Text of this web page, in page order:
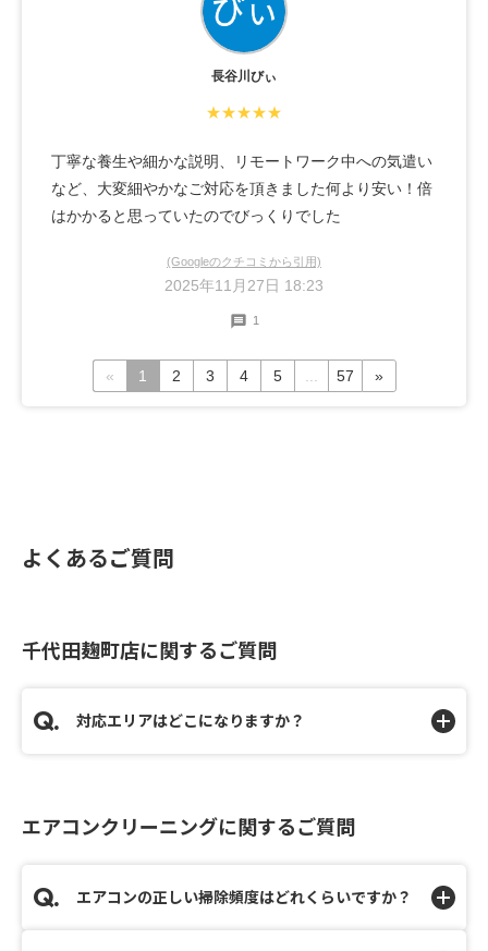
長谷川びぃ
★★★★★
丁寧な養生や細かな説明、リモートワーク中への気遣い
など、大変細やかなご対応を頂きました何より安い！倍
はかかると思っていたのでびっくりでした
(Googleのクチコミから引用)
2025年11月27日 18:23
1
« 1 2 3 4 5 57 »
よくあるご質問
千代田麹町店に関するご質問
対応エリアはどこになりますか？
エアコンクリーニングに関するご質問
エアコンの正しい掃除頻度はどれくらいですか？